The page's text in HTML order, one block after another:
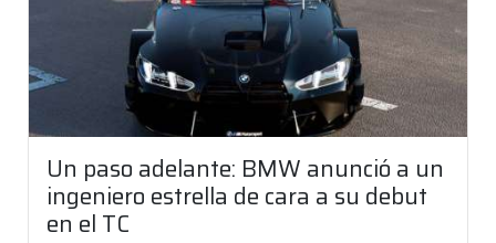
Un paso adelante: BMW anunció a un
ingeniero estrella de cara a su debut
en el TC